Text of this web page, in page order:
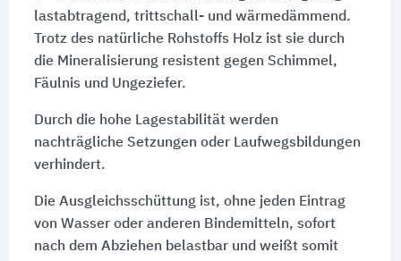
lastabtragend, trittschall- und wärmedämmend.
Trotz des natürliche Rohstoffs Holz ist sie durch
die Mineralisierung resistent gegen Schimmel,
Fäulnis und Ungeziefer.
Durch die hohe Lagestabilität werden
nachträgliche Setzungen oder Laufwegsbildungen
verhindert.
Die Ausgleichsschüttung ist, ohne jeden Eintrag
von Wasser oder anderen Bindemitteln, sofort
nach dem Abziehen belastbar und weißt somit